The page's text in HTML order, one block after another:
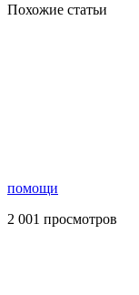
Похожие статьи
помощи
2 001 просмотров